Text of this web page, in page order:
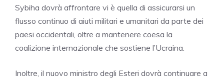
Sybiha dovrà affrontare vi è quella di assicurarsi un
flusso continuo di aiuti militari e umanitari da parte dei
paesi occidentali, oltre a mantenere coesa la
coalizione internazionale che sostiene l’Ucraina.
Inoltre, il nuovo ministro degli Esteri dovrà continuare a